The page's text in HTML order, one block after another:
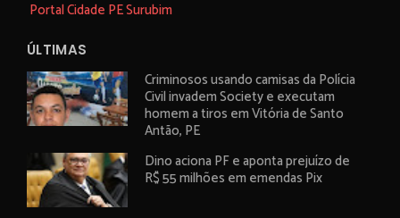
Portal Cidade PE Surubim
ÚLTIMAS
Criminosos usando camisas da Polícia
Civil invadem Society e executam
homem a tiros em Vitória de Santo
Antão, PE
Dino aciona PF e aponta prejuízo de
R$ 55 milhões em emendas Pix